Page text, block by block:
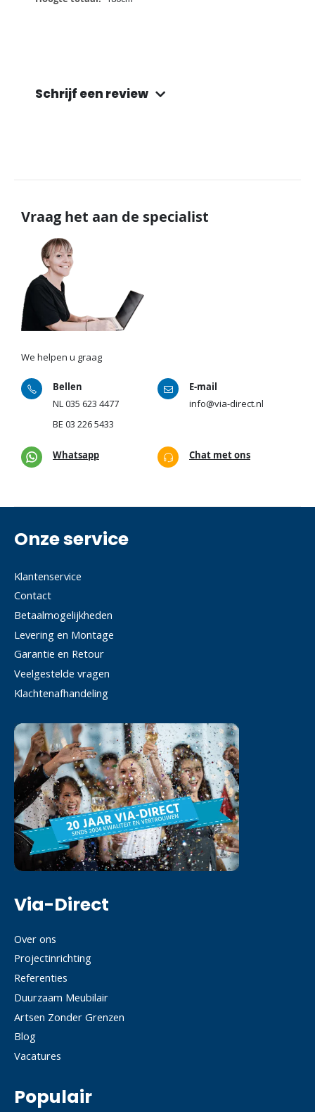
Schrijf een review
Vraag het aan de specialist
We helpen u graag
Bellen
NL035 623 4477
BE 03 226 5433
E-mail
info@via-direct.nl
Whatsapp Chat met ons
Onze service
Klantenservice
Contact
Betaalmogelijkheden
Levering en Montage
Garantie en Retour
Veelgestelde vragen
Klachtenafhandeling
Via-Direct
Over ons
Projectinrichting
Referenties
Duurzaam Meubilair
Artsen Zonder Grenzen
Blog
Vacatures
Populair